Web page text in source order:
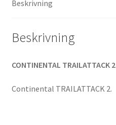
Beskrivning
Beskrivning
CONTINENTAL TRAILATTACK 2
Continental TRAILATTACK 2.